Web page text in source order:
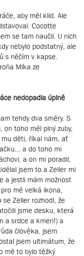
aby měl klid. Ale
Cocotte
se tam naučil. U nich
nebylo podstatný, ale
s něčím v kapse.
Míka ze
nedopadla úplně
tehdy dva směry. S
toho měl plný zuby,
děti, říkal nám, ať
a do toho mi
a on mi poradil,
jsem to a Zeller mi
a jestli mám možnost
mě velká ikona,
Zeller rozhodl, že
jsme desku, která
a srdce a kmen!) a
člověka, jsem
jsem ultimátum, že
mě to bylo těžký